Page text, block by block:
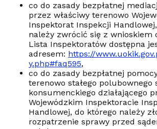
co do zasady bezpłatnej
przez właściwy terenowo
Inspektorat Inspekcji
należy zwrócić się z wnioskiem
Lista Inspektoratów dostępna
adresem: https://
y.php#faq595,
co do zasady bezpłatnej
terenowo stałego polubownego
konsumenckiego działającego
Wojewódzkim Inspektoracie
Handlowej, do którego należy
rozpatrzenie sprawy przed